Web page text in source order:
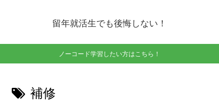
留年就活生でも後悔しない！
ノーコード学習したい方はこちら！
補修